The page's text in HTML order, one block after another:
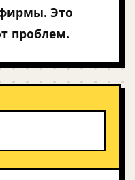
Это
проблем.